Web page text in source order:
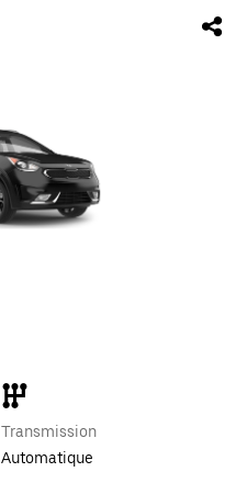
Transmission
Automatique